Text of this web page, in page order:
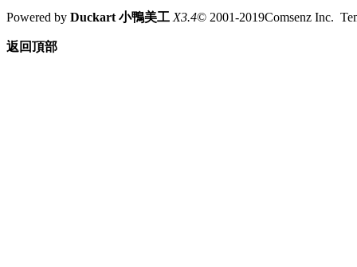
Powered by Duckart 小鴨美工 X3.4© 2001-2019Comsenz Inc.
返回頂部